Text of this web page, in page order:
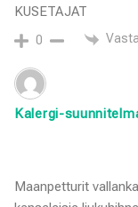
KUSETAJAT
0
Kalergi-
Maanpetturit